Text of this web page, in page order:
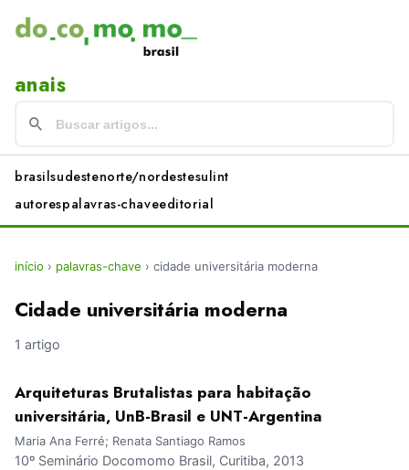
anais
brasilsudestenorte/nordestesulint
autorespalavras-chaveeditorial
início › palavras-chave › cidade universitária moderna
Cidade universitária moderna
1 artigo
Arquiteturas Brutalistas para habitação
universitária, UnB-Brasil e UNT-Argentina
Maria Ana Ferré; Renata Santiago Ramos
10º Seminário Docomomo Brasil, Curitiba, 2013